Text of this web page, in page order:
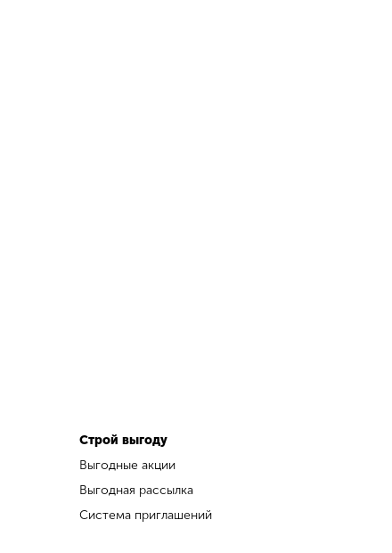
Строй выгоду
Выгодные акции
Выгодная рассылка
Система приглашений